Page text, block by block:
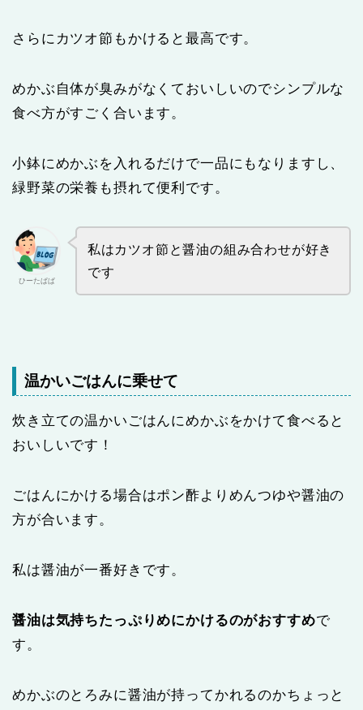
さらにカツオ節もかけると最高です。
めかぶ自体が臭みがなくておいしいのでシンプルな
食べ方がすごく合います。
小鉢にめかぶを入れるだけで一品にもなりますし、
緑野菜の栄養も摂れて便利です。
ひーたぱぱ
私はカツオ節と醤油の組み合わせが好き
です
温かいごはんに乗せて
炊き立ての温かいごはんにめかぶをかけて食べると
おいしいです！
ごはんにかける場合はポン酢よりめんつゆや醤油の
方が合います。
私は醤油が一番好きです。
醤油は気持ちたっぷりめにかけるのがおすすめで
す。
めかぶのとろみに醤油が持ってかれるのかちょっと